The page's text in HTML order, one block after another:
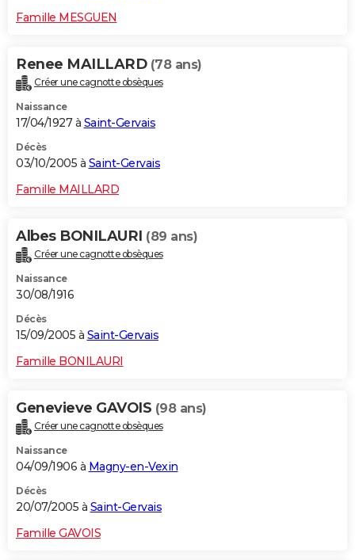
Famille MESGUEN
Renee MAILLARD (78 ans)
Créer une cagnotte obsèques
Naissance
17/04/1927 à Saint-Gervais
Décès
03/10/2005 à Saint-Gervais
Famille MAILLARD
Albes BONILAURI (89 ans)
Créer une cagnotte obsèques
Naissance
30/08/1916
Décès
15/09/2005 à Saint-Gervais
Famille BONILAURI
Genevieve GAVOIS (98 ans)
Créer une cagnotte obsèques
Naissance
04/09/1906 à Magny-en-Vexin
Décès
20/07/2005 à Saint-Gervais
Famille GAVOIS